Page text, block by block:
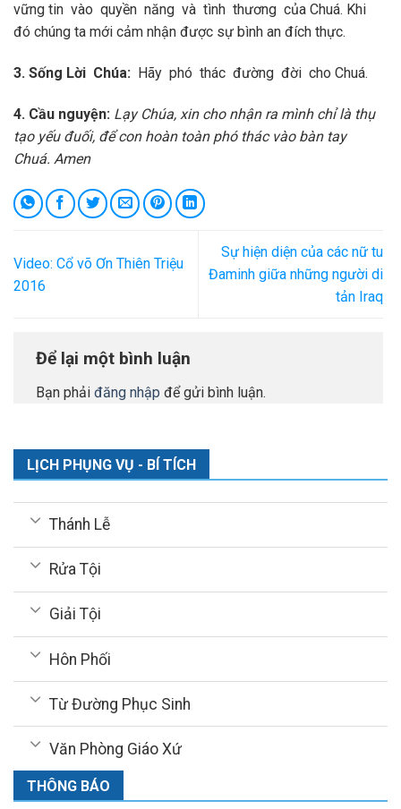
vững tin vào quyền năng và tình thương của Chuá. Khi
đó chúng ta mới cảm nhận được sự bình an đích thực.
3. Sống Lời Chúa: Hãy phó thác đường đời cho Chuá.
4. Cầu nguyện: Lạy Chúa, xin cho nhận ra mình chỉ là thụ
tạo yếu đuối, để con hoàn toàn phó thác vào bàn tay
Chuá. Amen
Video: Cổ võ Ơn Thiên Triệu
2016
Sự hiện diện của các nữ tu
Đaminh giữa những người di
tản Iraq
Để lại một bình luận
Bạn phải đăng nhập để gửi bình luận.
LỊCH PHỤNG VỤ - BÍ TÍCH
Thánh Lễ
Rửa Tội
Giải Tội
Hôn Phối
Từ Đường Phục Sinh
Văn Phòng Giáo Xứ
THÔNG BÁO